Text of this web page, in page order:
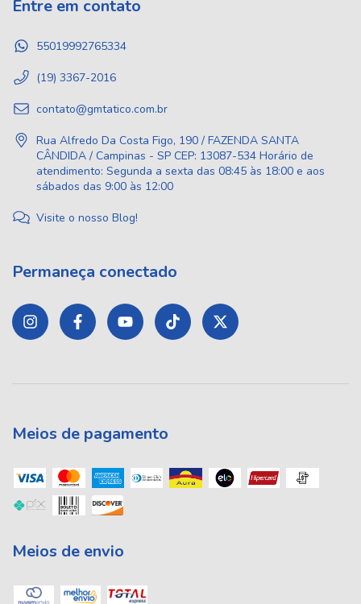
Entre em contato
55019992765334
(19) 3367-2016
contato@gmtatico.com.br
Rua Alfredo Da Costa Figo, 190 / FAZENDA SANTA
CÂNDIDA / Campinas - SP CEP: 13087-534 Horário de
atendimento: Segunda a sexta das 08:45 às 18:00 e aos
sábados das 9:00 às 12:00
Visite o nosso Blog!
Permaneça conectado
Meios de pagamento
Meios de envio